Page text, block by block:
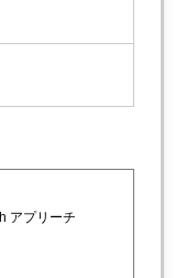
アプリーチ